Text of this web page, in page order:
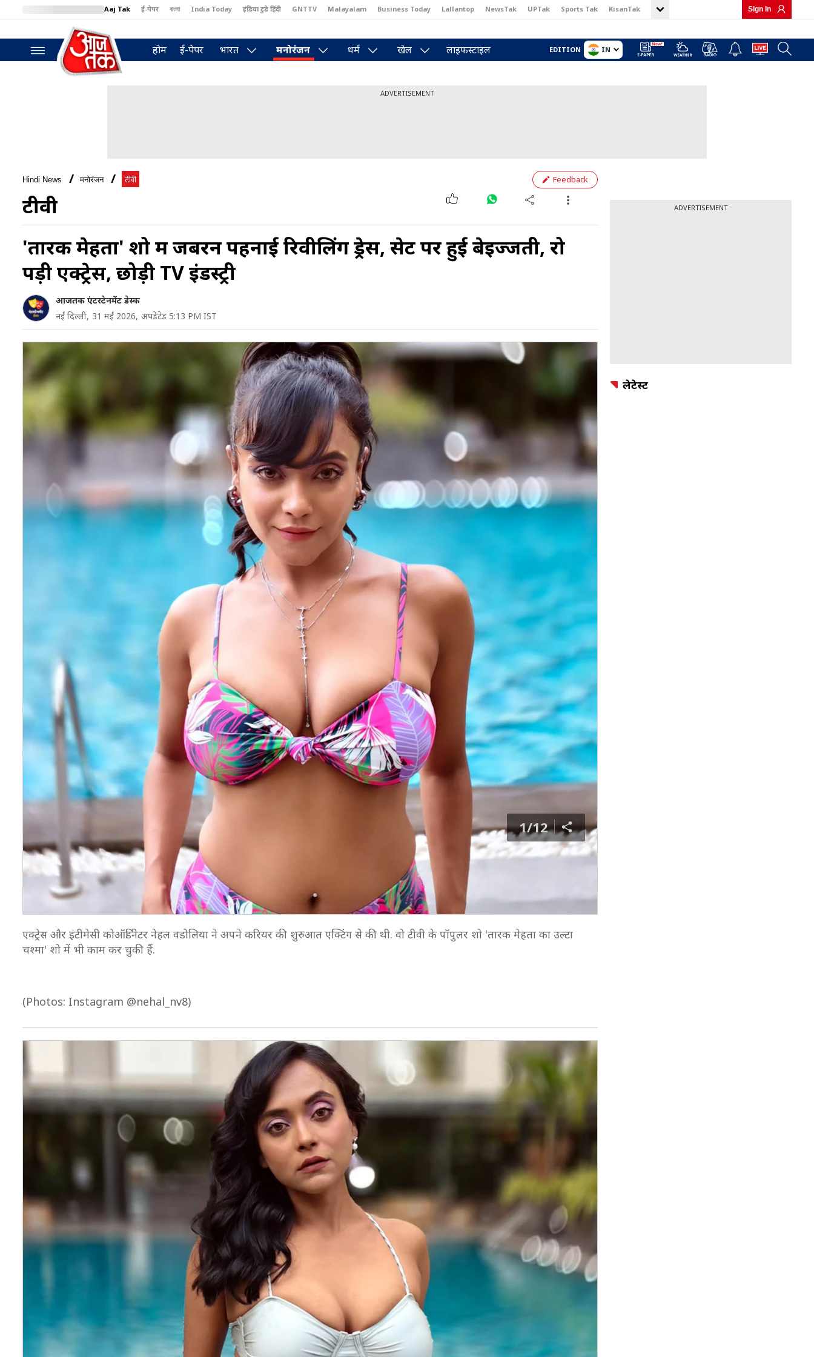
Aaj Tak ई-पेपर বাংলা India Today इंडिया टुडे हिंदी GNTTV Malayalam Business Today Lallantop NewsTak UPTak Sports Tak KisanTak
BT Bazaar
Sign In
होम ई-पेपर भारत मनोरंजन धर्म खेल लाइफस्टाइल EDITION IN
ADVERTISEMENT
Hindi News मनोरंजन टीवी Feedback
टीवी
'तारक मेहता' शो में जबरन पहनाई रिवीलिंग ड्रेस, सेट पर हुई बेइज्जती, रो
पड़ी एक्ट्रेस, छोड़ी TV इंडस्ट्री
आजतक एंटरटेनमेंट डेस्क
नई दिल्ली, 31 मई 2026, अपडेटेड 5:13 PM IST
1/12
एक्ट्रेस और इंटीमेसी कोऑर्डिनेटर नेहल वडोलिया ने अपने करियर की शुरुआत एक्टिंग से की थी. वो टीवी के पॉपुलर शो 'तारक मेहता का उल्टा
चश्मा' शो में भी काम कर चुकी हैं.
(Photos: Instagram @nehal_nv8)
ADVERTISEMENT
लेटेस्ट